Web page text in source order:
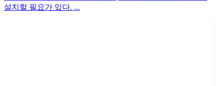
설치할 필요가 있다. ...